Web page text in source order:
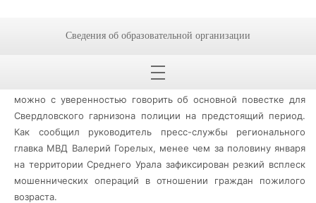
Новый 2022 год только вступил в свои права, но уже сейчас
можно с уверенностью говорить об основной повестке для
Свердловского гарнизона полиции на предстоящий период.
Как сообщил руководитель пресс-службы регионального
главка МВД Валерий Горелых, менее чем за половину января
на территории Среднего Урала зафиксирован резкий всплеск
мошеннических операций в отношении граждан пожилого
возраста.
Сведения об образовательной организации